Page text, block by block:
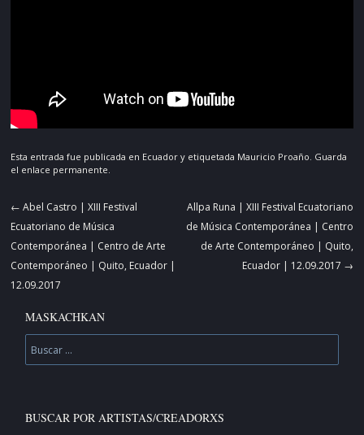
Esta entrada fue publicada en Ecuadory etiquetada Mauricio Proaño . Guarda
el enlace permanente
Navegador
de
artículos
← Abel Castro | XIII Festival
Ecuatoriano de Música
Contemporánea | Centro de Arte
Contemporáneo | Quito, Ecuador |
12.09.2017
Allpa Runa | XIII Festival Ecuatoriano
de Música Contemporánea | Centro
de Arte Contemporáneo | Quito,
Ecuador | 12.09.2017 →
MASKACHKAN
Buscar
BUSCAR POR ARTISTAS/CREADORXS